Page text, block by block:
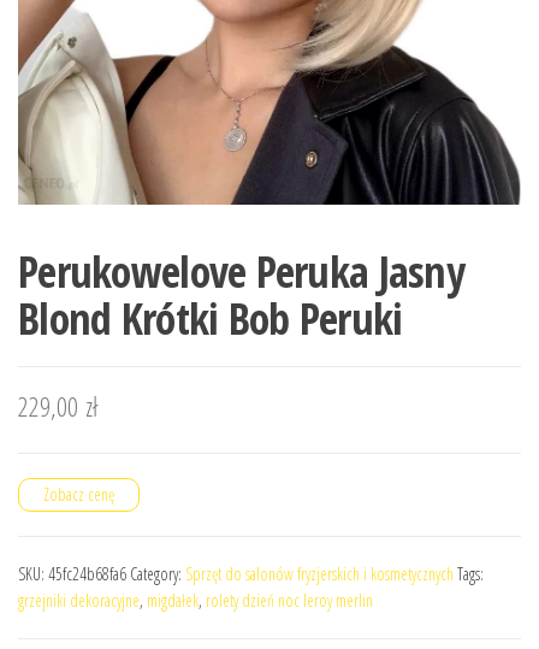
Perukowelove Peruka Jasny
Blond Krótki Bob Peruki
229,00 zł
Zobacz cenę
SKU: 45fc24b68fa6 Category: Sprzęt do salonów fryzjerskich i kosmetycznych Tags:
grzejniki dekoracyjne, migdałek, rolety dzień noc leroy merlin